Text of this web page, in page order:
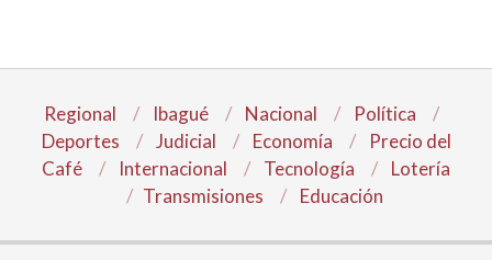
Regional Ibagué Nacional
Política
Deportes
Judicial Economía
Precio del
Café
Internacional Tecnología
Lotería
Transmisiones
Educación